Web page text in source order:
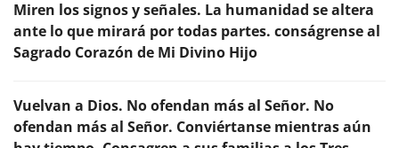
Miren los signos y señales. La humanidad se altera
ante lo que mirará por todas partes. conságrense al
Sagrado Corazón de Mi Divino Hijo
Vuelvan a Dios. No ofendan más al Señor. No
ofendan más al Señor. Conviértanse mientras aún